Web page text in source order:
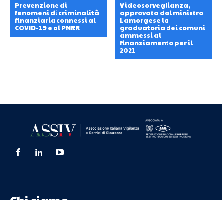
Prevenzione di
fenomeni di criminalità
finanziaria connessi al
COVID-19 e al PNRR
Videosorveglianza,
approvata dal ministro
Lamorgese la
graduatoria dei comuni
ammessi al
finanziamento per il
2021